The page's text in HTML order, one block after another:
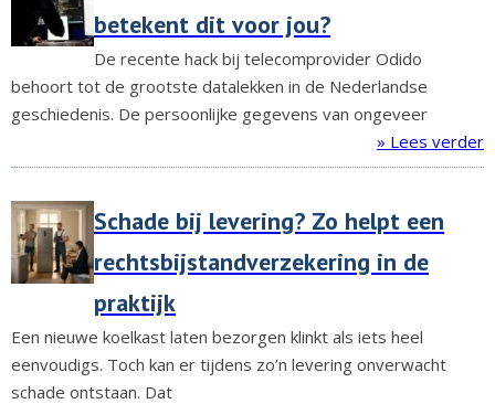
betekent dit voor jou?
De recente hack bij telecomprovider Odido
behoort tot de grootste datalekken in de Nederlandse
geschiedenis. De persoonlijke gegevens van ongeveer
» Lees verder
Schade bij levering? Zo helpt een
rechtsbijstandverzekering in de
praktijk
Een nieuwe koelkast laten bezorgen klinkt als iets heel
eenvoudigs. Toch kan er tijdens zo’n levering onverwacht
schade ontstaan. Dat